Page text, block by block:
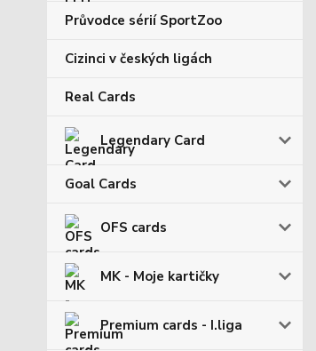
Průvodce sérií SportZoo
Cizinci v českých ligách
Real Cards
Legendary Card
Goal Cards
OFS cards
MK - Moje kartičky
Premium cards - I.liga